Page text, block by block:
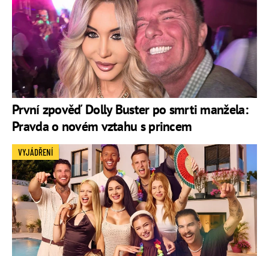
První zpověď Dolly Buster po smrti manžela:
Pravda o novém vztahu s princem
VYJÁDŘENÍ